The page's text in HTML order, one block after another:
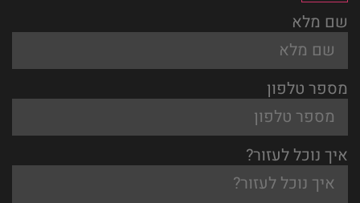
שם מלא
מספר טלפון
איך נוכל לעזור?